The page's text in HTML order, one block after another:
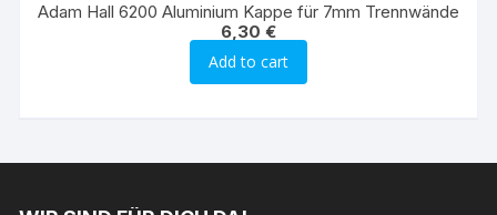
Adam Hall 6200 Aluminium Kappe für 7mm Trennwände
6,30 €
Add to cart